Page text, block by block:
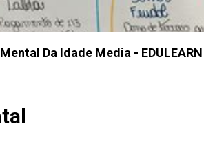
Da Idade Media - EDULEARN